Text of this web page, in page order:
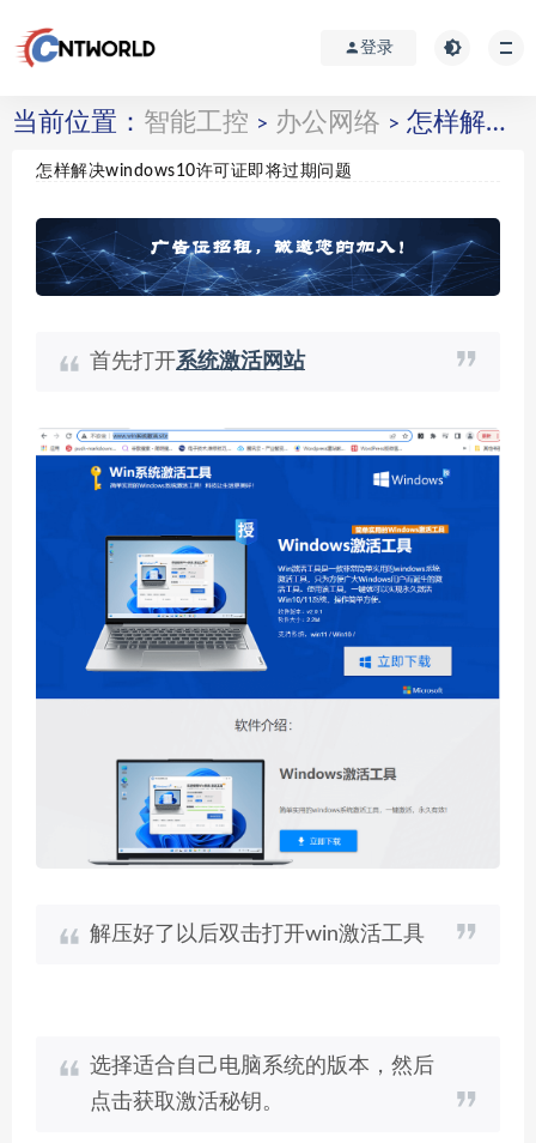
登录
当前位置： 智能工控 > 办公网络 > 怎样解决windows10许可证即将过期问题
怎样解决windows10许可证即将过期问题
首先打开系统激活网站
解压好了以后双击打开win激活工具
选择适合自己电脑系统的版本，然后
点击获取激活秘钥。